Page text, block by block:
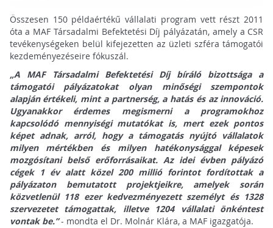
Összesen 150 példaértékű vállalati program vett részt 2011
óta a MAF Társadalmi Befektetési Díj pályázatán, amely a CSR
tevékenységeken belül kifejezetten az üzleti szféra támogatói
kezdeményezéseire fókuszál.
„A MAF Társadalmi Befektetési Díj bíráló bizottsága a
támogatói pályázatokat olyan minőségi szempontok
alapján értékeli, mint a partnerség, a hatás és az innováció.
Ugyanakkor érdemes megismerni a programokhoz
kapcsolódó mennyiségi mutatókat is, mert ezek pontos
képet adnak, arról, hogy a támogatás nyújtó vállalatok
milyen mértékben és milyen hatékonysággal képesek
mozgósítani belső erőforrásaikat. Az idei évben pályázó
cégek 1 év alatt közel 200 millió forintot fordítottak a
pályázaton bemutatott projektjeikre, amelyek során
közvetlenül 118 ezer kedvezményezett személyt és 1328
szervezetet támogattak, illetve 1204 vállalati önkéntest
vontak be.” - mondta el Dr. Molnár Klára, a MAF igazgatója.